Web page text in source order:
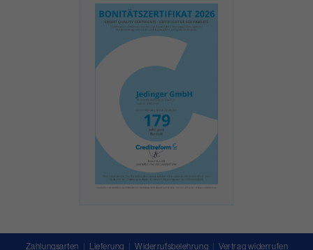
Zahlungsarten Lieferung Widerrufsbelehrung Vertrag widerrufen